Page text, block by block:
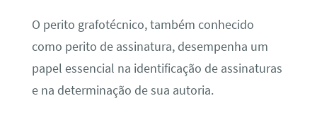
O perito grafotécnico, também conhecido
como perito de assinatura, desempenha um
papel essencial na identificação de assinaturas
e na determinação de sua autoria.